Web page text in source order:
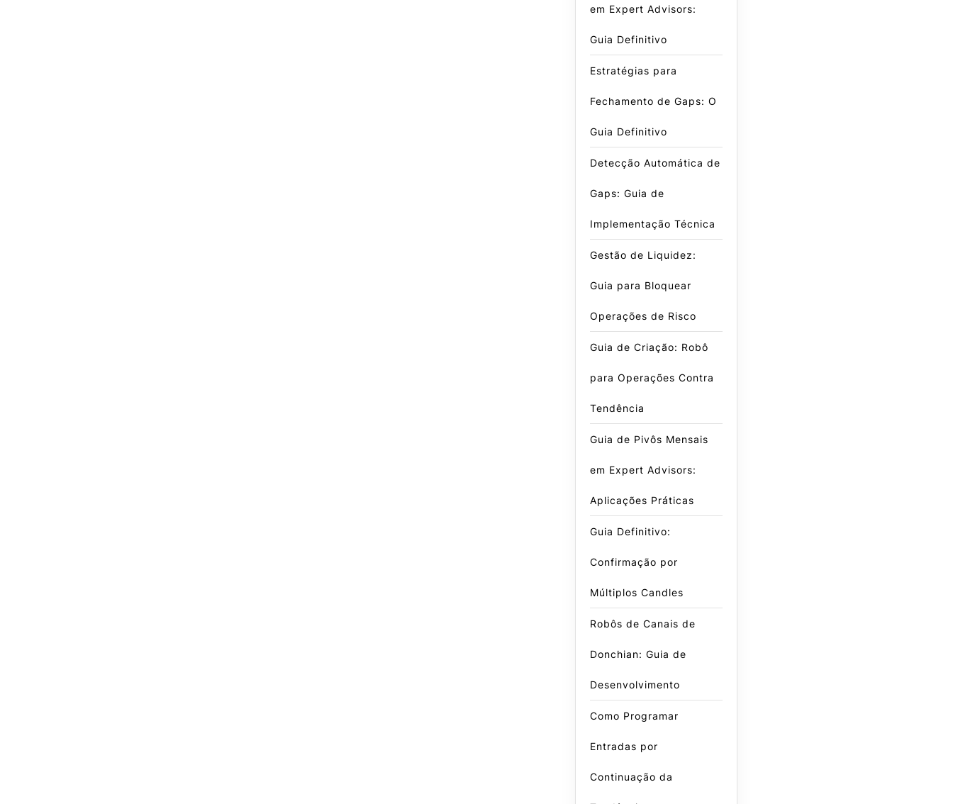
em Expert Advisors:
Guia Definitivo
Estratégias para
Fechamento de Gaps: O
Guia Definitivo
Detecção Automática de
Gaps: Guia de
Implementação Técnica
Gestão de Liquidez:
Guia para Bloquear
Operações de Risco
Guia de Criação: Robô
para Operações Contra
Tendência
Guia de Pivôs Mensais
em Expert Advisors:
Aplicações Práticas
Guia Definitivo:
Confirmação por
Múltiplos Candles
Robôs de Canais de
Donchian: Guia de
Desenvolvimento
Como Programar
Entradas por
Continuação da